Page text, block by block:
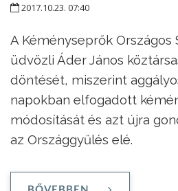
2017.10.23. 07:40
A Kéményseprők Országos
üdvözli Áder János
döntését, miszerint
napokban elfogadott
módosítását és azt újra
az Országgyűlés elé.